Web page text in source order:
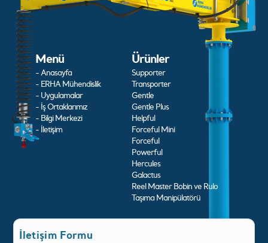
Menü
- Anasayfa
- ERHA Mühendislik
- Uygulamalar
- İş Ortaklarımız
- Bilgi Merkezi
- İletişim
Ürünler
Supporter
Transporter
Gentle
Gentle Plus
Helpful
Forceful Mini
Forceful
Powerful
Hercules
Galactus
Reel Master Bobin ve Rulo
Taşıma Manipülatörü
İletişim Formu